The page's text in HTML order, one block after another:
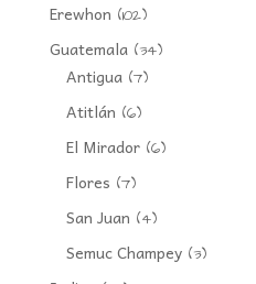
Erewhon (102)
Guatemala(34)
Antigua(7)
Atitlán (6)
El Mirador(6)
Flores (7)
San Juan (4)
Semuc Champey(3)